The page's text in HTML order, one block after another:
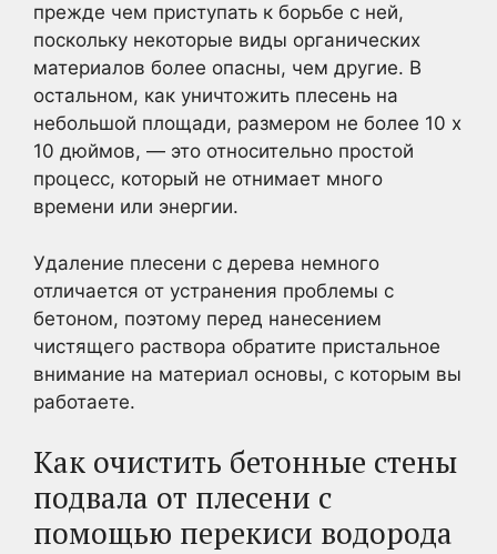
прежде чем приступать к борьбе с ней,
поскольку некоторые виды органических
материалов более опасны, чем другие. В
остальном, как уничтожить плесень на
небольшой площади, размером не более 10 х
10 дюймов, — это относительно простой
процесс, который не отнимает много
времени или энергии.
Удаление плесени с дерева немного
отличается от устранения проблемы с
бетоном, поэтому перед нанесением
чистящего раствора обратите пристальное
внимание на материал основы, с которым вы
работаете.
Как очистить бетонные стены
подвала от плесени с
помощью перекиси водорода